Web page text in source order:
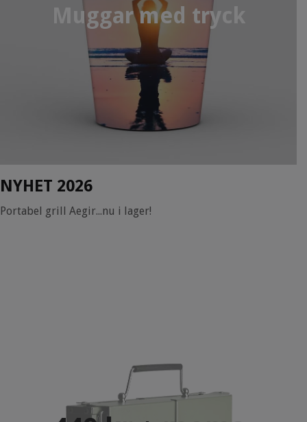
Muggar med tryck
NYHET 2026
Portabel grill Aegir...nu i lager!